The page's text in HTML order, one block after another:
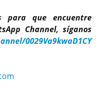
para que encuentre
Channel, síganos
0029Va9kwaD1CY